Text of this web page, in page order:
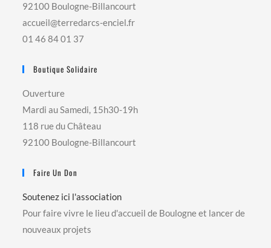
92100 Boulogne-Billancourt
accueil@terredarcs-enciel.fr
01 46 84 01 37
Boutique Solidaire
Ouverture
Mardi au Samedi, 15h30-19h
118 rue du Château
92100 Boulogne-Billancourt
Faire Un Don
Soutenez ici l'association
Pour faire vivre le lieu d'accueil de Boulogne et lancer de
nouveaux projets